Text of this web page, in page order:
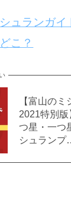
シュランガ
こ？
【富山の
2021特別
つ星・一つ
シュランプ